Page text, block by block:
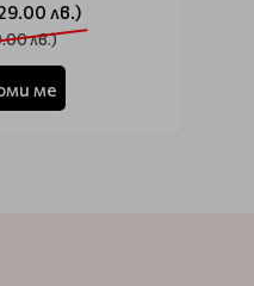
лв.)
лв.)
ме